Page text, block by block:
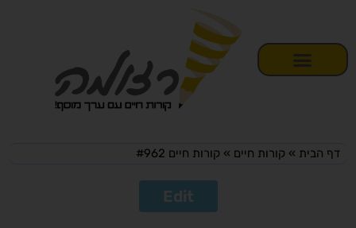
דף הבית » קורות חיים » קורות חיים #962
Edit